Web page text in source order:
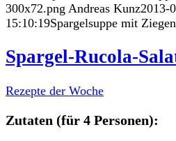
300x72.png Andreas Kunz2013-
15:10:19Spargelsuppe mit
Spargel-Rucola-
Rezepte der Woche
Zutaten (für 4 Personen):